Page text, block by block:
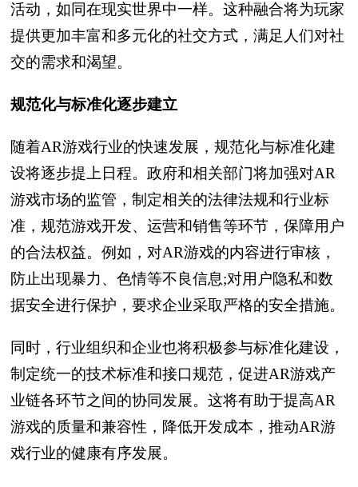
活动，如同在现实世界中一样。这种融合将为玩家
提供更加丰富和多元化的社交方式，满足人们对社
交的需求和渴望。
规范化与标准化逐步建立
随着AR游戏行业的快速发展，规范化与标准化建
设将逐步提上日程。政府和相关部门将加强对AR
游戏市场的监管，制定相关的法律法规和行业标
准，规范游戏开发、运营和销售等环节，保障用户
的合法权益。例如，对AR游戏的内容进行审核，
防止出现暴力、色情等不良信息;对用户隐私和数
据安全进行保护，要求企业采取严格的安全措施。
同时，行业组织和企业也将积极参与标准化建设，
制定统一的技术标准和接口规范，促进AR游戏产
业链各环节之间的协同发展。这将有助于提高AR
游戏的质量和兼容性，降低开发成本，推动AR游
戏行业的健康有序发展。